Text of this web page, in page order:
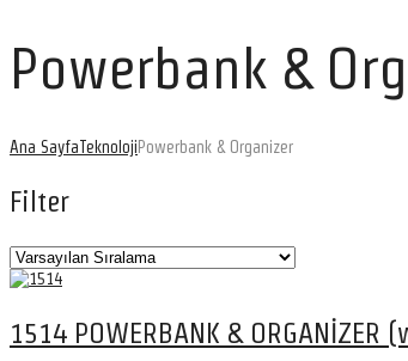
Powerbank &
Ana SayfaTeknolojiPowerbank & Organizer
Filter
1514 POWERBANK & ORGANİZER